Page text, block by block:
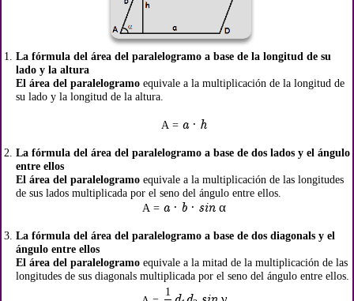
La fórmula del área del paralelogramo a base de la longitud de su
lado y la altura
El área del paralelogramo equivale a la multiplicación de la longitud de
su lado y la longitud de la altura.
A = a · h
La fórmula del área del paralelogramo a base de dos lados y el ángulo
entre ellos
El área del paralelogramo equivale a la multiplicación de las longitudes
de sus lados multiplicada por el seno del ángulo entre ellos.
A = a · b · sin α
La fórmula del área del paralelogramo a base de dos diagonals y el
ángulo entre ellos
El área del paralelogramo equivale a la mitad de la multiplicación de las
longitudes de sus diagonals multiplicada por el seno del ángulo entre ellos.
1